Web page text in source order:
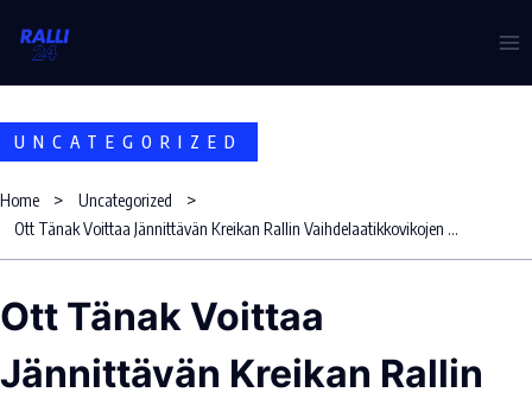
UNCATEGORIZED
Home
Uncategorized
Ott Tänak Voittaa Jännittävän Kreikan Rallin Vaihdelaatikkovikojen Keskellä
Ott Tänak Voittaa
Jännittävän Kreikan Rallin